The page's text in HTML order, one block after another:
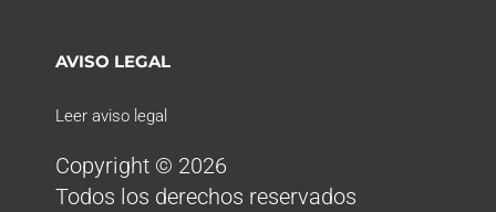
AVISO LEGAL
Leer aviso legal
Copyright © 2026
Todos los derechos reservados